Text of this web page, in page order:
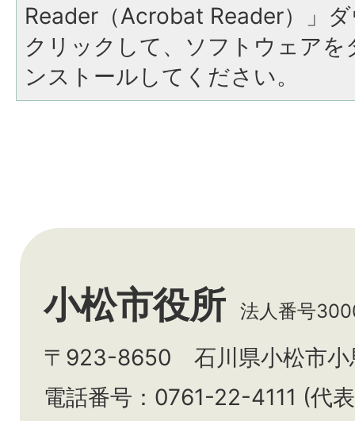
Reader（Acrobat Reader）」
クリックして、ソフトウェア
ンストールしてください。
小松市役所 法人番号
〒923-8650 石川県小松市小
電話番号：0761-22-4111 (代